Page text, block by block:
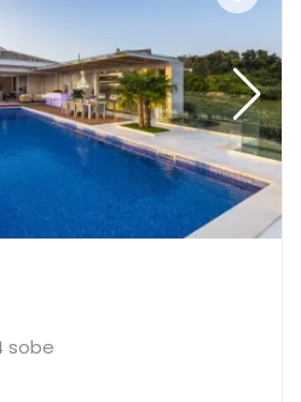
sobe